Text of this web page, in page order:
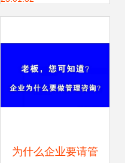
为什么企业要请管